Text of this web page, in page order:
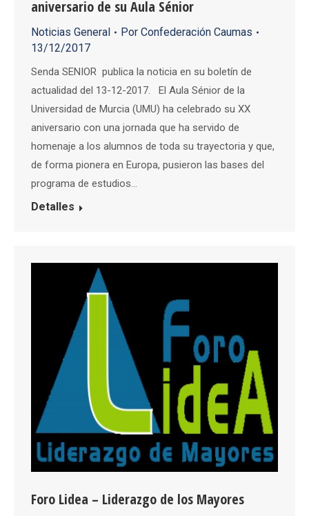
aniversario de su Aula Sénior
Noticias General Por Confederación Caumas
13/12/2017
Senda SENIOR publica la noticia en su boletín de
actualidad del 13-12-2017. El Aula Sénior de la
Universidad de Murcia (UMU) ha celebrado su XX
aniversario con una jornada que ha servido de
homenaje a los alumnos de toda su trayectoria y que,
de forma pionera en Europa, pusieron las bases del
programa de estudios…
Detalles
Foro Lidea – Liderazgo de los Mayores